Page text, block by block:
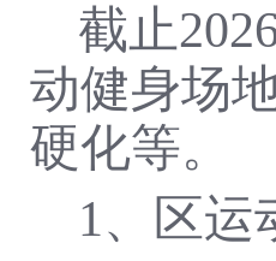
截止202
动健身场
硬化等。
1、区运